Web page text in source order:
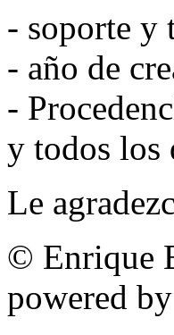
- soporte y
- año de
-
y todos los
Le
© Enrique
powered by